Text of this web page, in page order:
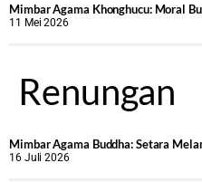
Mimbar Agama Khonghucu: Moral
11 Mei 2026
Renungan
Mimbar Agama Buddha: Setara
16 Juli 2026